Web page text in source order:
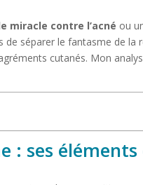
miracle contre l’acné ou
séparer le fantasme de
cutanés. Mon
: ses